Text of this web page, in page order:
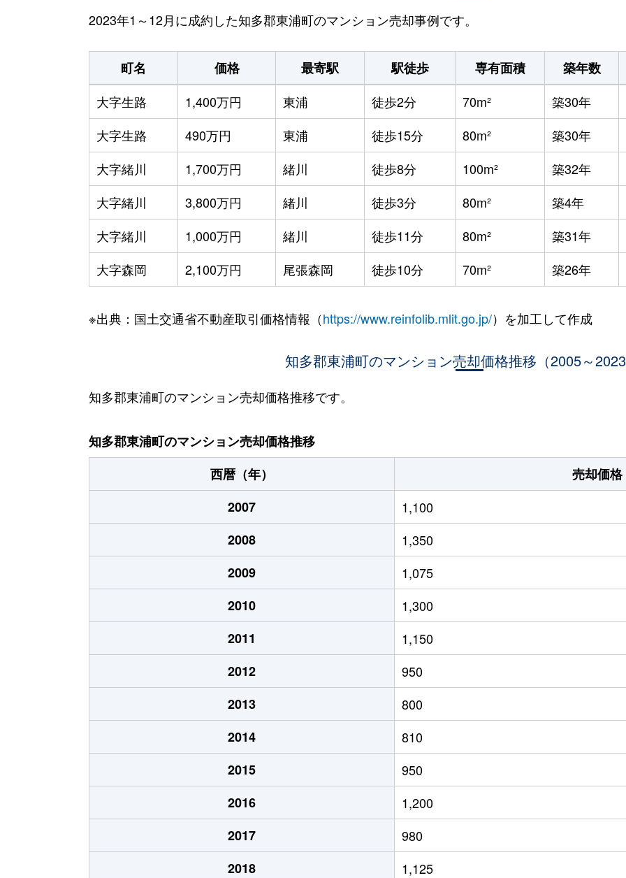
2023年1～12月に成約した知多郡東浦町のマンション売却事例です。
町名 価格 最寄駅 駅徒歩 専有面積
築年数
大字生路
1,400万円 東浦 徒歩2分 70m²
築30年
大字生路
490万円 東浦 徒歩15分 80m²
築30年
大字緒川
1,700万円 緒川 徒歩8分 100m²
築32年
大字緒川
3,800万円 緒川 徒歩3分 80m²
築4年
大字緒川
1,000万円 緒川 徒歩11分 80m²
築31年
大字森岡
2,100万円 尾張森岡 徒歩10分 70m² 築26年
※出典：国土交通省不動産取引価格情報（https://www.reinfolib.mlit.go.jp/）を加工して作成
知多郡東浦町のマンション売却価格推移（2005～
知多郡東浦町のマンション売却価格推移です。
知多郡東浦町のマンション売却価格推移
西暦（年）
売却価
2007
1,100
2008
1,350
2009
1,075
2010
1,300
2011
1,150
2012
950
2013
800
2014
810
2015
950
2016
1,200
2017
980
2018
1,125